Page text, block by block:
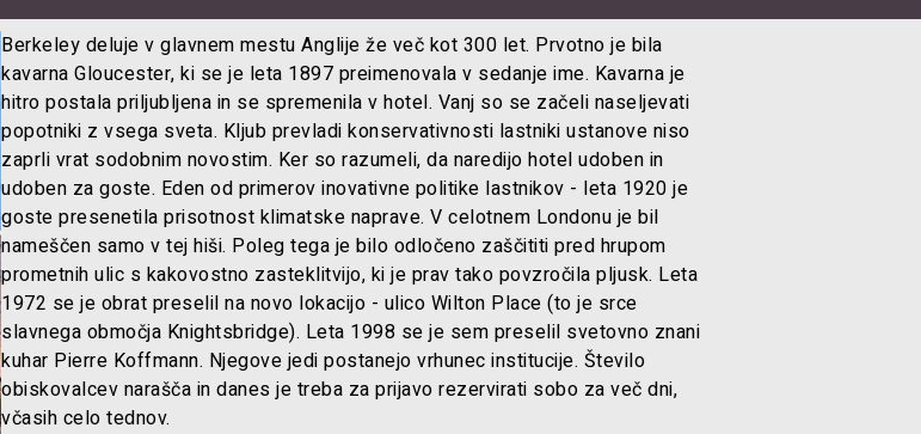
Berkeley deluje v glavnem mestu Anglije že več kot 300 let. Prvotno je bila
kavarna Gloucester, ki se je leta 1897 preimenovala v sedanje ime. Kavarna je
hitro postala priljubljena in se spremenila v hotel. Vanj so se začeli naseljevati
popotniki z vsega sveta. Kljub prevladi konservativnosti lastniki ustanove niso
zaprli vrat sodobnim novostim. Ker so razumeli, da naredijo hotel udoben in
udoben za goste. Eden od primerov inovativne politike lastnikov - leta 1920 je
goste presenetila prisotnost klimatske naprave. V celotnem Londonu je bil
nameščen samo v tej hiši. Poleg tega je bilo odločeno zaščititi pred hrupom
prometnih ulic s kakovostno zasteklitvijo, ki je prav tako povzročila pljusk. Leta
1972 se je obrat preselil na novo lokacijo - ulico Wilton Place (to je srce
slavnega območja Knightsbridge). Leta 1998 se je sem preselil svetovno znani
kuhar Pierre Koffmann. Njegove jedi postanejo vrhunec institucije. Število
obiskovalcev narašča in danes je treba za prijavo rezervirati sobo za več dni,
včasih celo tednov.